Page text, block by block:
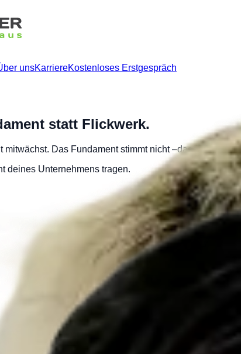
unsKarriereKostenloses Erstgespräch
statt Flickwerk.
mitwächst. Das Fundament stimmt nicht –das ändern wir.
deines Unternehmens tragen.